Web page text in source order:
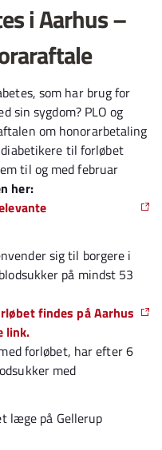
i Aarhus –
som har brug for
sin sygdom? PLO og
om honorarbetaling
til forløbet
til og med februar
her:
sig til borgere i
på mindst 53
findes på Aarhus
link.
forløbet, har efter 6
med
læge på Gellerup